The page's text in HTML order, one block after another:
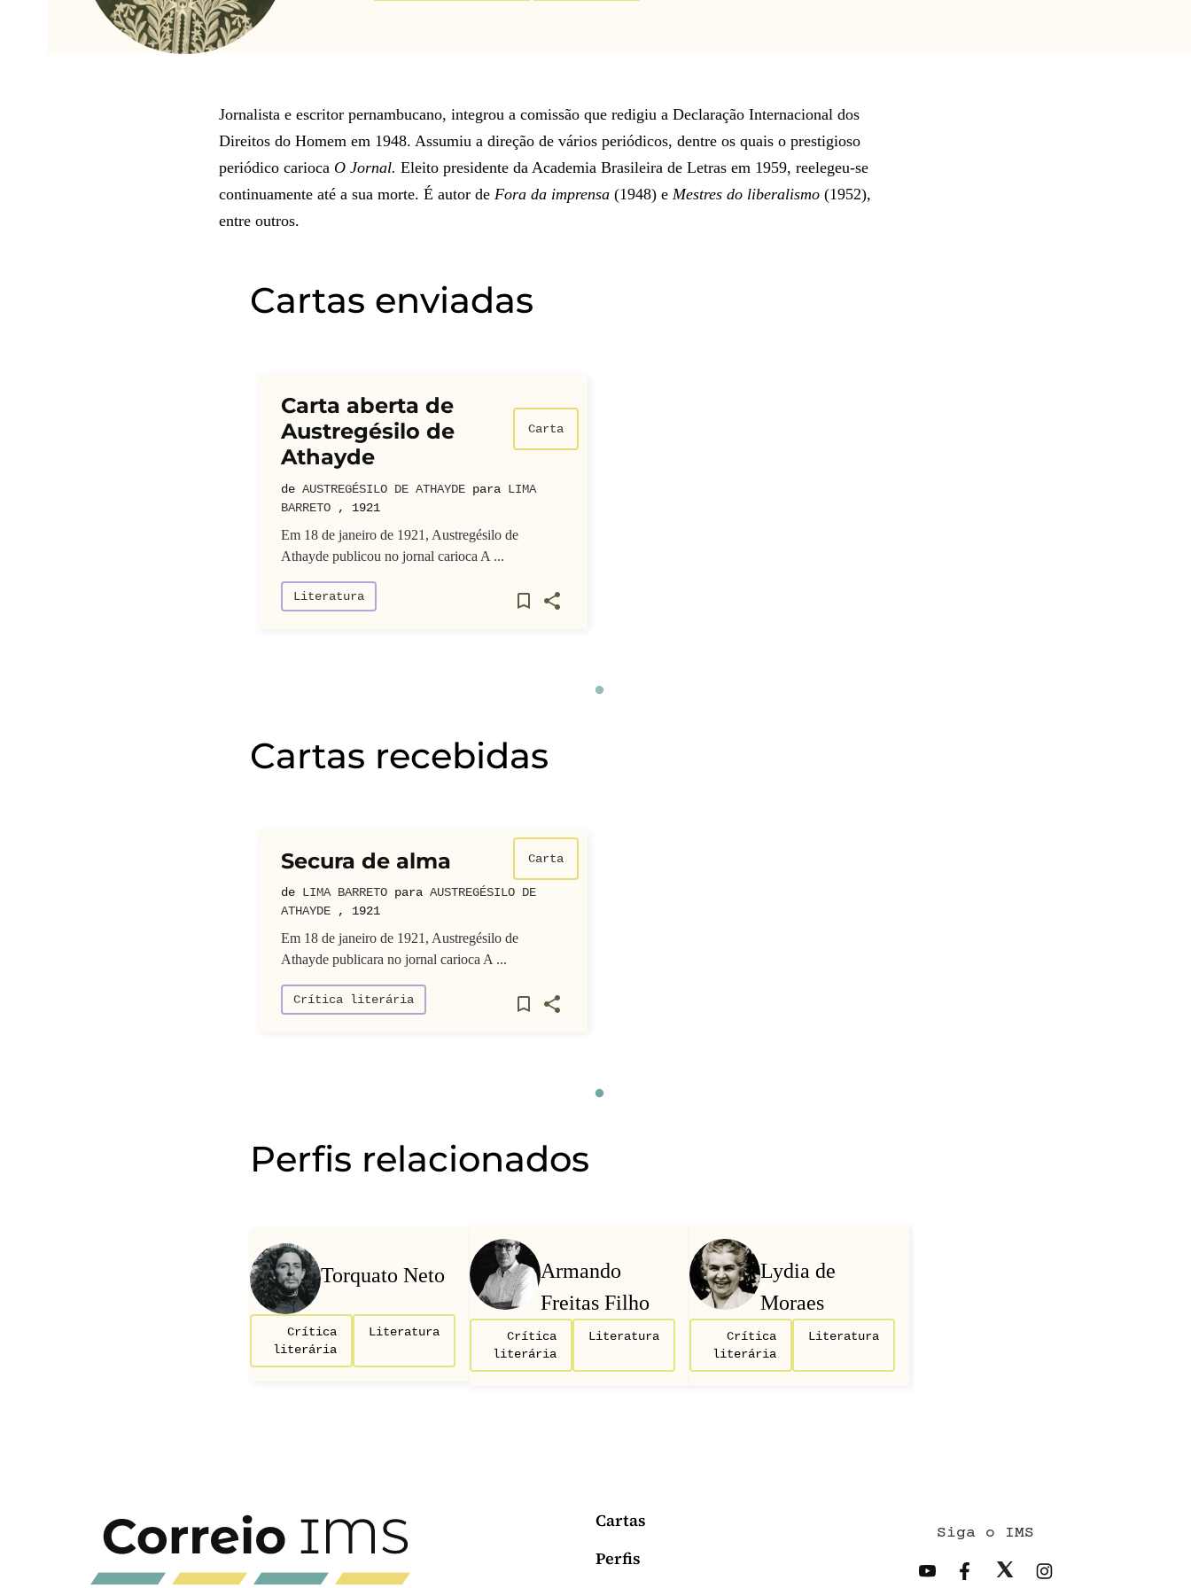
Jornalista e escritor pernambucano, integrou a comissão que redigiu a Declaração Internacional dos
Direitos do Homem em 1948. Assumiu a direção de vários periódicos, dentre os quais o prestigioso
periódico carioca O Jornal. Eleito presidente da Academia Brasileira de Letras em 1959, reelegeu-se
continuamente até a sua morte. É autor de Fora da imprensa(1948) e Mestres do liberalismo(1952),
entre outros.
Cartas enviadas
Carta aberta de
Austregésilo de
Athayde
Carta
de AUSTREGÉSILO DE ATHAYDE para LIMA
BARRETO
, 1921
Em 18 de janeiro de 1921, Austregésilo de
Athayde publicou no jornal carioca A ...
Literatura
Cartas recebidas
Secura de alma Carta
de LIMA BARRETO para AUSTREGÉSILO DE
ATHAYDE
, 1921
Em 18 de janeiro de 1921, Austregésilo de
Athayde publicara no jornal carioca A ...
Crítica literária
Perfis relacionados
Torquato Neto
Crítica
literária
Literatura
Armando
Freitas Filho
Crítica
literária
Literatura
Lydia de
Moraes
Crítica
literária
Literatura
Cartas
Perfis
Siga o IMS